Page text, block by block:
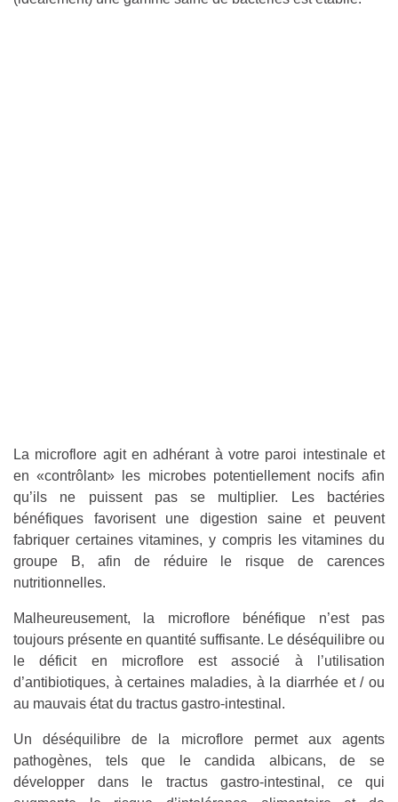
La microflore agit en adhérant à votre paroi intestinale et
en «contrôlant» les microbes potentiellement nocifs afin
qu’ils ne puissent pas se multiplier. Les bactéries
bénéfiques favorisent une digestion saine et peuvent
fabriquer certaines vitamines, y compris les vitamines du
groupe B, afin de réduire le risque de carences
nutritionnelles.
Malheureusement, la microflore bénéfique n’est pas
toujours présente en quantité suffisante. Le déséquilibre ou
le déficit en microflore est associé à l’utilisation
d’antibiotiques, à certaines maladies, à la diarrhée et / ou
au mauvais état du tractus gastro-intestinal.
Un déséquilibre de la microflore permet aux agents
pathogènes, tels que le candida albicans, de se
développer dans le tractus gastro-intestinal, ce qui